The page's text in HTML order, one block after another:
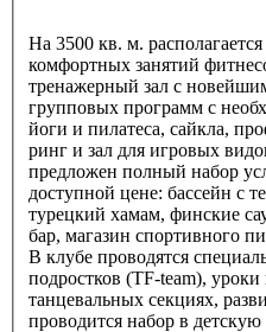
На 3500 кв. м.
комфортных занятий
тренажерный зал с
групповых программ с
йоги и пилатеса, сайкла,
ринг и зал для игровых
предложен полный набор
доступной цене: бассейн с
турецкий хамам, финские
бар, магазин спортивного
В клубе проводятся
подростков (TF-team),
танцевальных секциях,
проводится набор в